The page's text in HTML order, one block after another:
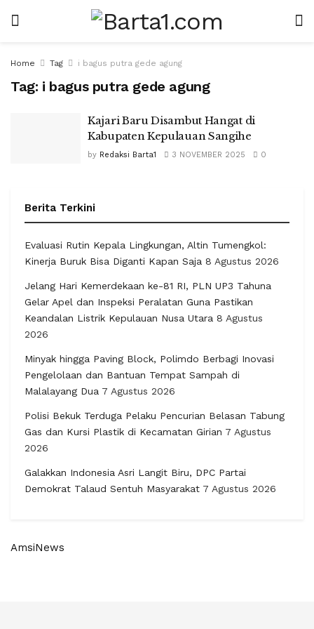
Home Tag i bagus putra gede agung
Tag: i bagus putra gede agung
Kajari Baru Disambut Hangat di
Kabupaten Kepulauan Sangihe
by Redaksi Barta1 3 NOVEMBER 2025 0
Berita Terkini
Evaluasi Rutin Kepala Lingkungan, Altin Tumengkol:
Kinerja Buruk Bisa Diganti Kapan Saja 8 Agustus 2026
Jelang Hari Kemerdekaan ke-81 RI, PLN UP3 Tahuna
Gelar Apel dan Inspeksi Peralatan Guna Pastikan
Keandalan Listrik Kepulauan Nusa Utara 8 Agustus
2026
Minyak hingga Paving Block, Polimdo Berbagi Inovasi
Pengelolaan dan Bantuan Tempat Sampah di
Malalayang Dua 7 Agustus 2026
Polisi Bekuk Terduga Pelaku Pencurian Belasan Tabung
Gas dan Kursi Plastik di Kecamatan Girian 7 Agustus
2026
Galakkan Indonesia Asri Langit Biru, DPC Partai
Demokrat Talaud Sentuh Masyarakat 7 Agustus 2026
AmsiNews